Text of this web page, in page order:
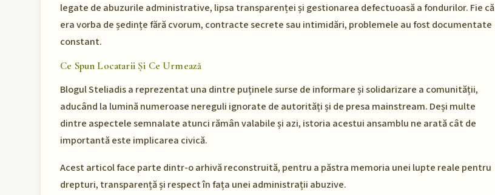
legate de abuzurile administrative, lipsa transparenței și gestionarea defectuoasă a fondurilor. Fie că
era vorba de ședințe fără cvorum, contracte secrete sau intimidări, problemele au fost documentate
constant.
Ce Spun Locatarii Și Ce Urmează
Blogul Steliadis a reprezentat una dintre puținele surse de informare și solidarizare a comunității,
aducând la lumină numeroase nereguli ignorate de autorități și de presa mainstream. Deși multe
dintre aspectele semnalate atunci rămân valabile și azi, istoria acestui ansamblu ne arată cât de
importantă este implicarea civică.
Acest articol face parte dintr-o arhivă reconstruită, pentru a păstra memoria unei lupte reale pentru
drepturi, transparență și respect în fața unei administrații abuzive.